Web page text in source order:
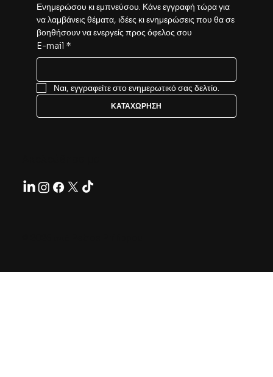
Ενημερώσου κι εμπνεύσου. Κάνε εγγραφή τώρα για
να λαμβάνεις θέματα, ιδέες κι ενημερώσεις που θα σε
βοηθήσουν να ενεργείς προς όφελος σου
E-mail *
Ναι, εγγραφείτε στο ενημερωτικό σας δελτίο.
ΚΑΤΑΧΩΡΗΣΗ